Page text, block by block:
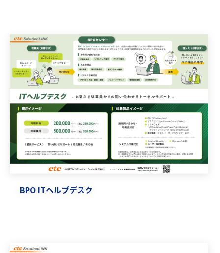
BPO ITヘルプデスク